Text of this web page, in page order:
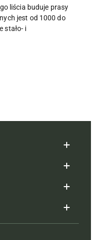
liścia buduje prasy
jest od 1000 do
stało- i